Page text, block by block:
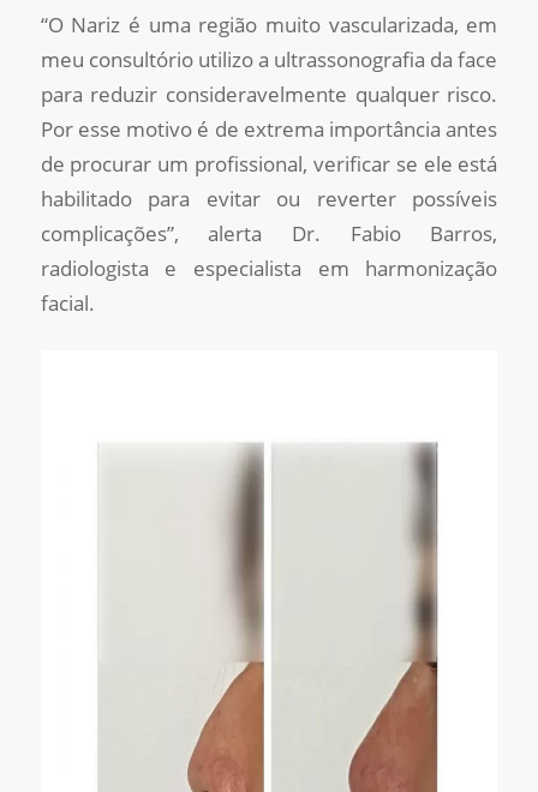
“O Nariz é uma região muito vascularizada, em
meu consultório utilizo a ultrassonografia da face
para reduzir consideravelmente qualquer risco.
Por esse motivo é de extrema importância antes
de procurar um profissional, verificar se ele está
habilitado para evitar ou reverter possíveis
complicações”, alerta Dr. Fabio Barros,
radiologista e especialista em harmonização
facial.